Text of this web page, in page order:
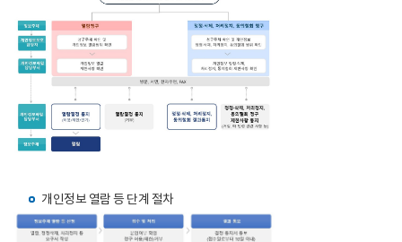
개인정보 열람 등 단계 절차